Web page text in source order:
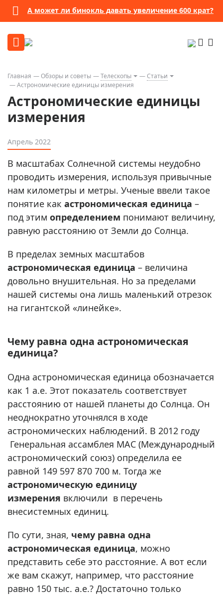
А может ли бинокль давать увеличение 600 крат?
Главная Обзоры и советы Телескопы
Статьи
Астрономические единицы измерения
Астрономические единицы
измерения
Апрель 2022
В масштабах Солнечной системы неудобно
проводить измерения, используя привычные
нам километры и метры. Ученые ввели такое
понятие как астрономическая единица –
под этим определением понимают величину,
равную расстоянию от Земли до Солнца.
В пределах земных масштабов
астрономическая единица – величина
довольно внушительная. Но за пределами
нашей системы она лишь маленький отрезок
на гигантской «линейке».
Чему равна одна астрономическая
единица?
Одна астрономическая единица обозначается
как 1 а.е. Этот показатель соответствует
расстоянию от нашей планеты до Солнца. Он
неоднократно уточнялся в ходе
астрономических наблюдений. В 2012 году
Генеральная ассамблея МАС (Международный
астрономический союз) определила ее
равной 149 597 870 700 м. Тогда же
астрономическую единицу
измерения включили в перечень
внесистемных единиц.
По сути, зная, чему равна одна
астрономическая единица, можно
представить себе это расстояние. А вот если
же вам скажут, например, что расстояние
равно 150 тыс. а.е.? Достаточно только